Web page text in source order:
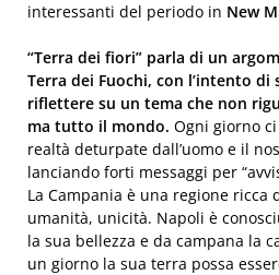
interessanti del periodo in New
“Terra dei fiori” parla di un
Terra dei Fuochi, con l’intento di
riflettere su un tema che non
ma tutto il mondo. Ogni giorno
realtà deturpate dall’uomo e il
lanciando forti messaggi per
La Campania è una regione
umanità, unicità. Napoli è
la sua bellezza e da campana la
un giorno la sua terra possa